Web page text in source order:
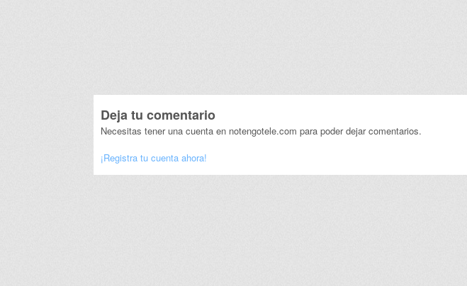
Deja tu comentario
Necesitas tener una cuenta en notengotele.com para poder dejar comentarios.
¡Registra tu cuenta ahora!